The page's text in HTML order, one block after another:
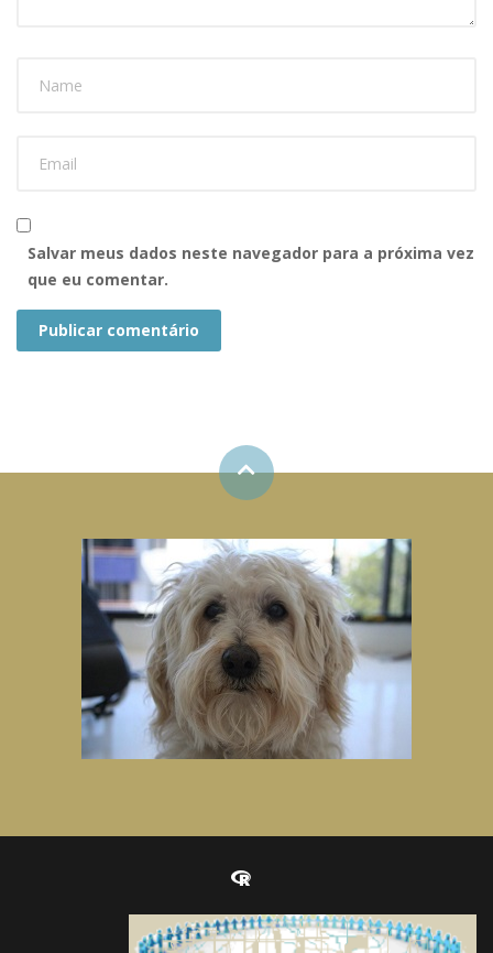
Salvar meus dados neste navegador para a próxima vez
que eu comentar.
Publicar comentário